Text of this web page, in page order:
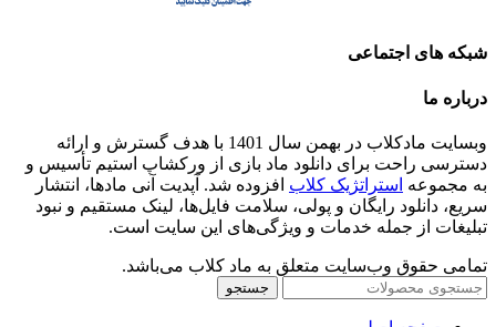
شبکه های اجتماعی
درباره ما
وبسایت مادکلاب در بهمن سال 1401 با هدف گسترش و ارائه
دسترسی راحت برای دانلود ماد بازی از ورکشاپ استیم تأسیس و
به مجموعه استراتژیک کلاب افزوده شد. آپدیت آنی مادها، انتشار
سریع، دانلود رایگان و پولی، سلامت فایل‌ها، لینک مستقیم و نبود
تبلیغات از جمله خدمات و ویژگی‌های این سایت است.
تمامی حقوق وب‌سایت متعلق به ماد کلاب می‌باشد.
جستجو